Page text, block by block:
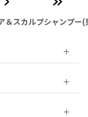
＆スカルプシャンプ